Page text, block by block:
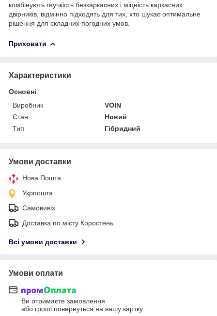
комбінують гнучкість безкаркасних і міцність каркасних
двірників, відмінно підходять для тих, хто шукає оптимальне
рішення для складних погодних умов.
Приховати
Характеристики
Основні
Виробник
VOIN
Стан
Новий
Тип
Гібридний
Умови доставки
Нова Пошта
Укрпошта
Самовивіз
Доставка по місту Коростень
Всі умови доставки
Умови оплати
Ви отримаєте замовлення
або гроші повернуться на вашу картку